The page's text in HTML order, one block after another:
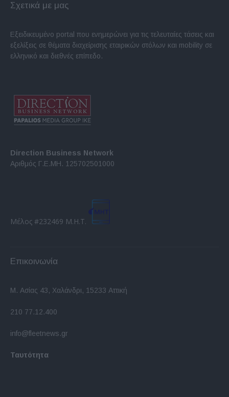
Σχετικά με μας
Εξειδικευμένο portal που ενημερώνει για τις τελευταίες τάσεις και
εξελίξεις σε θέματα διαχείρισης εταιρικών στόλων και mobility σε
ελληνικό και διεθνές επίπεδο.
Direction Business Network
Αριθμός Γ.Ε.ΜΗ. 125702501000
Μέλος #232469 Μ.Η.Τ.
Επικοινωνία
Μ. Ασίας 43, Χαλάνδρι, 15233 Αττική
210 77.12.400
info@fleetnews.gr
Ταυτότητα